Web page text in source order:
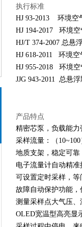
执行标准
HJ 93-2013 环境空
HJ 194-2017 环境
HJ/T 374-2007 总悬
HJ 618-2011 环境空
HJ 955-2018 环境
JJG 943-2011 总悬
产品特点
精密芯泵，负载能
采样流量：（
地质支架，稳定可
电子流量计自动精
可设置定时采样，
故障自动保护功能
测量采样点大气压
OLED宽温型高亮显